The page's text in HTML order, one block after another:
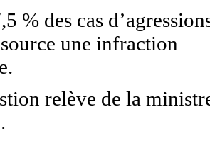
% des cas
une infraction
relève de la